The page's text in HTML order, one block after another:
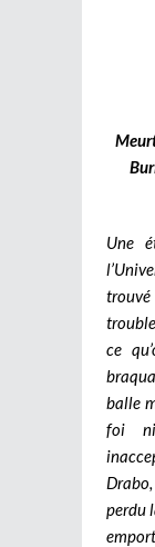
Une
ce
balle
foi ni
perdu